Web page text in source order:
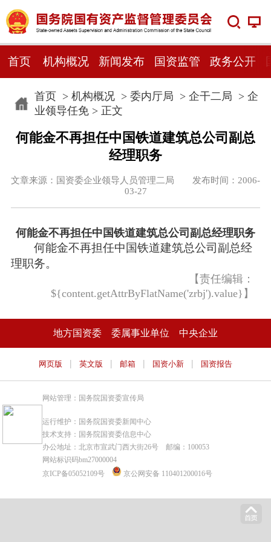
首页 机构概况 新闻发布 国资监管 政务公开
首页> 机构概况> 委内厅局 > 企干二局 > 企
业领导任免> 正文
何能金不再担任中国铁道建筑总公司副总
经理职务
文章来源：国资委企业领导人员管理二局 发布时间：2006-
03-27
何能金不再担任中国铁道建筑总公司副总经理职务
何能金不再担任中国铁道建筑总公司副总经
理职务。
【责任编辑：
${content.getAttrByFlatName('zrbj').value}】
地方国资委 委属事业单位 中央企业
网页版 | 英文版 | 邮箱 | 国资小新 | 国资报告
网站管理：国务院国资委宣传局
运行维护：国务院国资委新闻中心
技术支持：国务院国资委信息中心
办公地址：北京市宣武门西大街26号 邮编：100053
网站标识码bm27000004
京ICP备05052109号
京公网安备 110401200016号